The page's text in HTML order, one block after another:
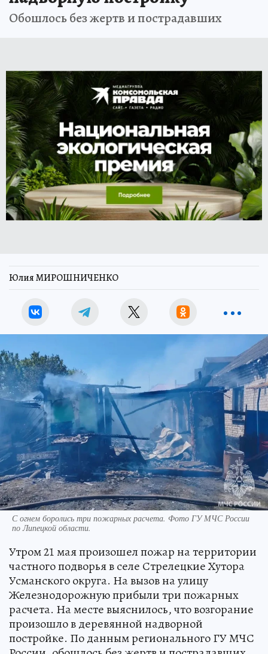
Обошлось без жертв и пострадавших
Юлия МИРОШНИЧЕНКО
С огнем боролись три пожарных расчета. Фото ГУ МЧС России
по Липецкой области.
Утром 21 мая произошел пожар на территории
частного подворья в селе Стрелецкие Хутора
Усманского округа. На вызов на улицу
Железнодорожную прибыли три пожарных
расчета. На месте выяснилось, что возгорание
произошло в деревянной надворной
постройке. По данным регионального ГУ МЧС